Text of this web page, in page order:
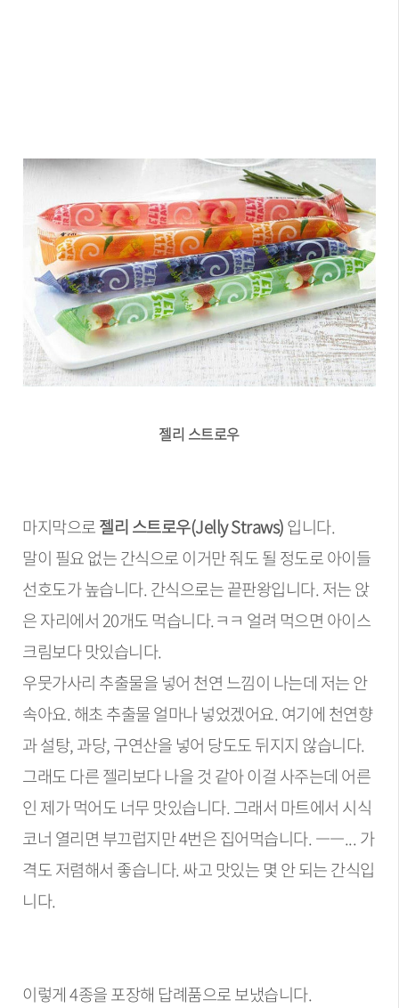
젤리 스트로우
마지막으로젤리 스트로우(Jelly Straws)입니다.
말이 필요 없는 간식으로 이거만 줘도 될 정도로 아이들
선호도가 높습니다. 간식으로는 끝판왕입니다. 저는 앉
은 자리에서 20개도 먹습니다.ㅋㅋ 얼려 먹으면 아이스
크림보다 맛있습니다.
우뭇가사리 추출물을 넣어 천연 느낌이 나는데 저는 안
속아요. 해초 추출물 얼마나 넣었겠어요. 여기에 천연향
과 설탕, 과당, 구연산을 넣어 당도도 뒤지지 않습니다.
그래도 다른 젤리보다 나을 것 같아 이걸 사주는데 어른
인 제가 먹어도 너무 맛있습니다. 그래서 마트에서 시식
코너 열리면 부끄럽지만 4번은 집어먹습니다. ㅡㅡ... 가
격도 저렴해서 좋습니다. 싸고 맛있는 몇 안 되는 간식입
니다.
이렇게 4종을 포장해 답례품으로 보냈습니다.